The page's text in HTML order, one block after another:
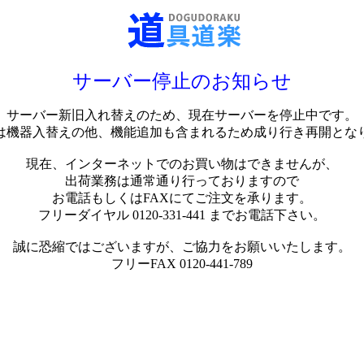
サーバー停止のお知らせ
サーバー新旧入れ替えのため、現在サーバーを停止中です。
機器入替えの他、機能追加も含まれるため成り行き再開とな
現在、インターネットでのお買い物はできませんが、
出荷業務は通常通り行っておりますので
お電話もしくはFAXにてご注文を承ります。
フリーダイヤル 0120-331-441 までお電話下さい。
誠に恐縮ではございますが、ご協力をお願いいたします。
フリーFAX 0120-441-789